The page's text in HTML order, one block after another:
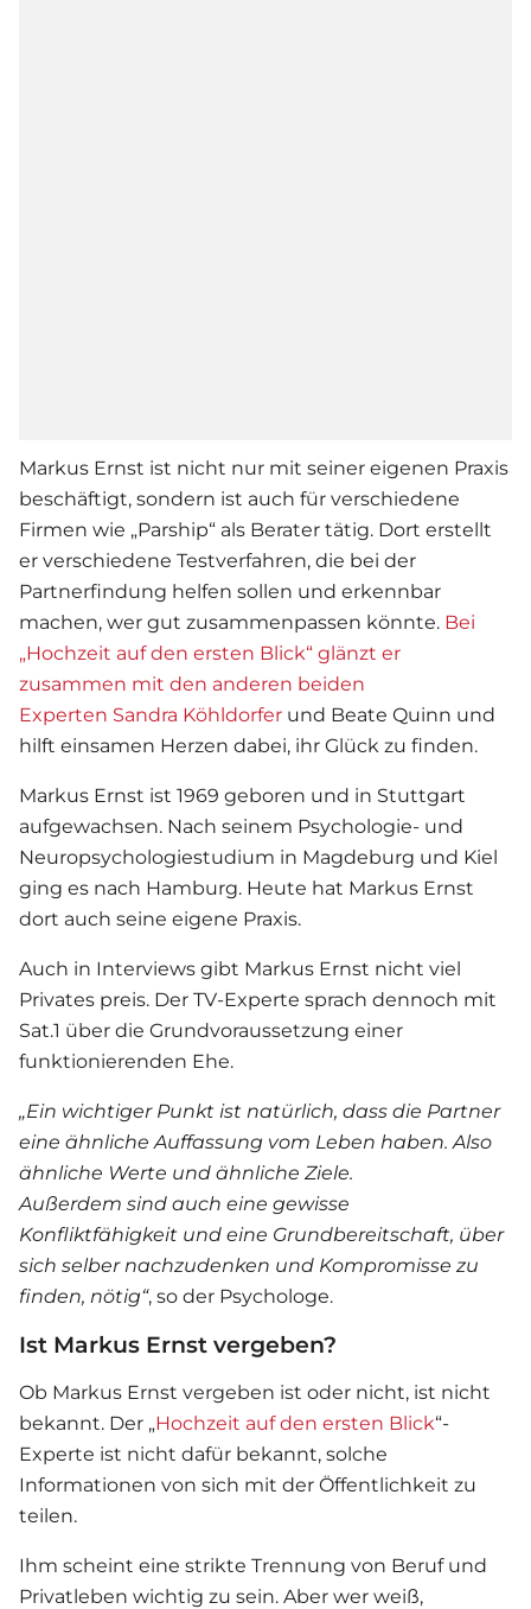
Markus Ernst ist nicht nur mit seiner eigenen Praxis
beschäftigt, sondern ist auch für verschiedene
Firmen wie „Parship“ als Berater tätig. Dort erstellt
er verschiedene Testverfahren, die bei der
Partnerfindung helfen sollen und erkennbar
machen, wer gut zusammenpassen könnte. Bei
„Hochzeit auf den ersten Blick“ glänzt er
zusammen mit den anderen beiden
Experten Sandra Köhldorfer und Beate Quinn und
hilft einsamen Herzen dabei, ihr Glück zu finden.
Markus Ernst ist 1969 geboren und in Stuttgart
aufgewachsen. Nach seinem Psychologie- und
Neuropsychologiestudium in Magdeburg und Kiel
ging es nach Hamburg. Heute hat Markus Ernst
dort auch seine eigene Praxis.
Auch in Interviews gibt Markus Ernst nicht viel
Privates preis. Der TV-Experte sprach dennoch mit
Sat.1 über die Grundvoraussetzung einer
funktionierenden Ehe.
„Ein wichtiger Punkt ist natürlich, dass die Partner
eine ähnliche Auffassung vom Leben haben. Also
ähnliche Werte und ähnliche Ziele.
Außerdem sind auch eine gewisse
Konfliktfähigkeit und eine Grundbereitschaft, über
sich selber nachzudenken und Kompromisse zu
finden, nötig“, so der Psychologe.
Ist Markus Ernst vergeben?
Ob Markus Ernst vergeben ist oder nicht, ist nicht
bekannt. Der „Hochzeit auf den ersten Blick“-
Experte ist nicht dafür bekannt, solche
Informationen von sich mit der Öffentlichkeit zu
teilen.
Ihm scheint eine strikte Trennung von Beruf und
Privatleben wichtig zu sein. Aber wer weiß,